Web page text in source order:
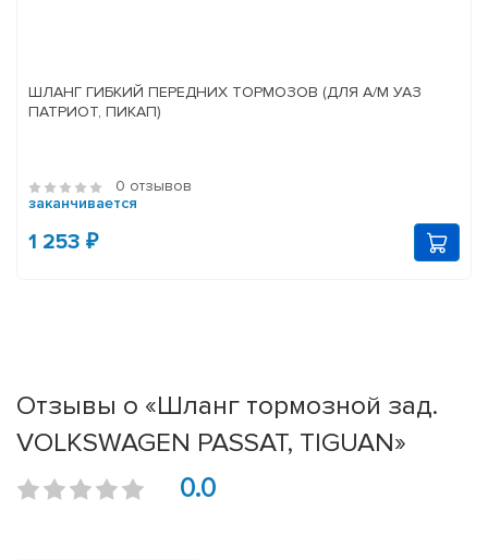
ШЛАНГ ГИБКИЙ ПЕРЕДНИХ ТОРМОЗОВ (ДЛЯ А/М УАЗ
ПАТРИОТ, ПИКАП)
0 отзывов
заканчивается
1 253 ₽
Отзывы о «Шланг тормозной зад.
VOLKSWAGEN PASSAT, TIGUAN»
0.0